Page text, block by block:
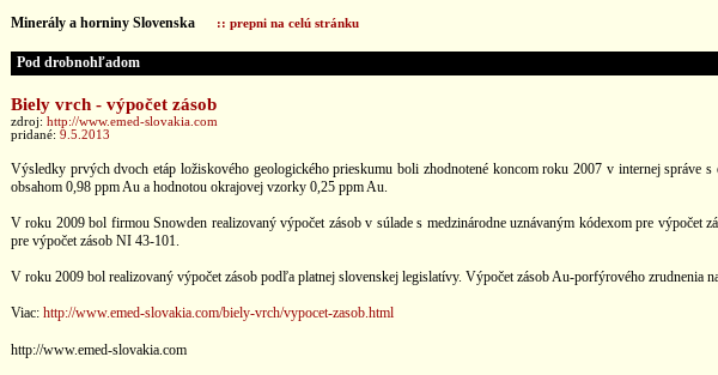
Minerály a horniny Slovenska :: prepni na celú stránku
Pod drobnohľadom
Biely vrch - výpočet zásob
zdroj: http://www.emed-slovakia.com
pridané: 9.5.2013
Výsledky prvých dvoch etáp ložiskového geologického prieskumu boli zhodnotené koncom roku 2007 v internej
obsahom 0,98 ppm Au a hodnotou okrajovej vzorky 0,25 ppm Au.
V roku 2009 bol firmou Snowden realizovaný výpočet zásob v súlade s medzinárodne uznávaným kódexom pre
pre výpočet zásob NI 43-101.
V roku 2009 bol realizovaný výpočet zásob podľa platnej slovenskej legislatívy. Výpočet zásob Au-porfýrového
Viac: http://www.emed-slovakia.com/biely-vrch/vypocet-zasob.html
http://www.emed-slovakia.com